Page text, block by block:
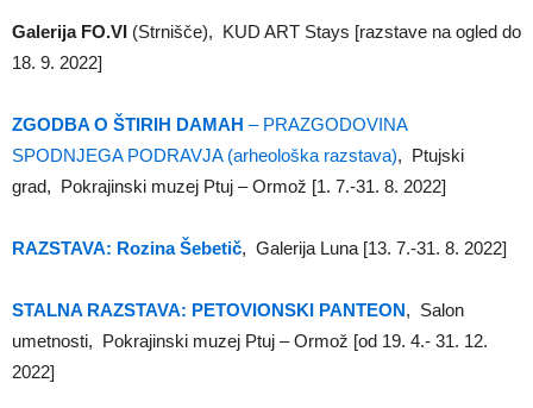
Galerija FO.VI (Strnišče), KUD ART Stays [razstave na ogled do
18. 9. 2022]
ZGODBA O ŠTIRIH DAMAH – PRAZGODOVINA
SPODNJEGA PODRAVJA (arheološka razstava), Ptujski
grad, Pokrajinski muzej Ptuj – Ormož [1. 7.-31. 8. 2022]
RAZSTAVA: Rozina Šebetič, Galerija Luna [13. 7.-31. 8. 2022]
STALNA RAZSTAVA: PETOVIONSKI PANTEON, Salon
umetnosti, Pokrajinski muzej Ptuj – Ormož [od 19. 4.- 31. 12.
2022]